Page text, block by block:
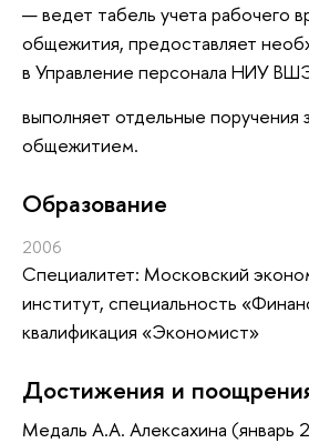
ведет табель учета рабочего
общежития, предоставляет
в Управление персонала НИУ
выполняет отдельные поручения
общежитием.
Oбразование
2006
Специалитет: Московский
институт, специальность
квалификация «Экономист»
Достижения и
Медаль А.А. Алексахина (январь